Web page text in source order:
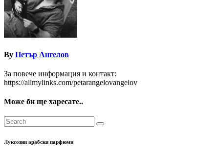
By Петър Ангелов
За повече информация и контакт:
https://allmylinks.com/petarangelovangelov
Може би ще харесате..
Луксозни арабски парфюми